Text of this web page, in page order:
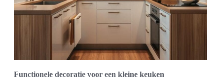
Functionele decoratie voor een kleine keuken